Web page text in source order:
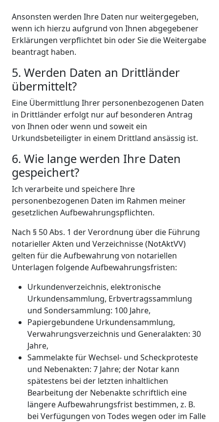
Ansonsten werden Ihre Daten nur weitergegeben,
wenn ich hierzu aufgrund von Ihnen abgegebener
Erklärungen verpflichtet bin oder Sie die Weitergabe
beantragt haben.
5. Werden Daten an Drittländer
übermittelt?
Eine Übermittlung Ihrer personenbezogenen Daten
in Drittländer erfolgt nur auf besonderen Antrag
von Ihnen oder wenn und soweit ein
Urkundsbeteiligter in einem Drittland ansässig ist.
6. Wie lange werden Ihre Daten
gespeichert?
Ich verarbeite und speichere Ihre
personenbezogenen Daten im Rahmen meiner
gesetzlichen Aufbewahrungspflichten.
Nach § 50 Abs. 1 der Verordnung über die Führung
notarieller Akten und Verzeichnisse (NotAktVV)
gelten für die Aufbewahrung von notariellen
Unterlagen folgende Aufbewahrungsfristen:
Urkundenverzeichnis, elektronische
Urkundensammlung, Erbvertragssammlung
und Sondersammlung: 100 Jahre,
Papiergebundene Urkundensammlung,
Verwahrungsverzeichnis und Generalakten: 30
Jahre,
Sammelakte für Wechsel- und Scheckproteste
und Nebenakten: 7 Jahre; der Notar kann
spätestens bei der letzten inhaltlichen
Bearbeitung der Nebenakte schriftlich eine
längere Aufbewahrungsfrist bestimmen, z. B.
bei Verfügungen von Todes wegen oder im Falle